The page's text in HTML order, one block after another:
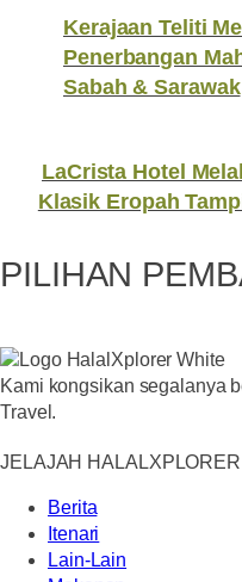
Kerajaan Teliti
Penerbangan
Sabah & Sarawak
LaCrista Hotel
Klasik Eropah
PILIHAN
Kami kongsikan segalanya
Travel.
JELAJAH HALALXPLORER
Berita
Itenari
Lain-Lain